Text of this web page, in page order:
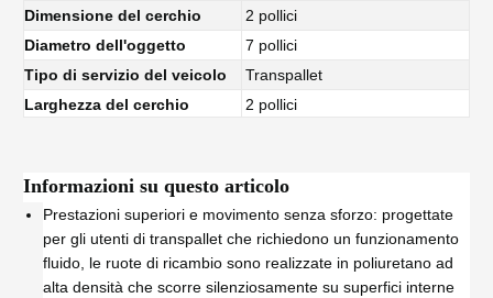
Dimensione del cerchio
2 pollici
Diametro dell'oggetto
7 pollici
Tipo di servizio del veicolo
Transpallet
Larghezza del cerchio
2 pollici
Informazioni su questo articolo
Prestazioni superiori e movimento senza sforzo: progettate
per gli utenti di transpallet che richiedono un funzionamento
fluido, le ruote di ricambio sono realizzate in poliuretano ad
alta densità che scorre silenziosamente su superfici interne